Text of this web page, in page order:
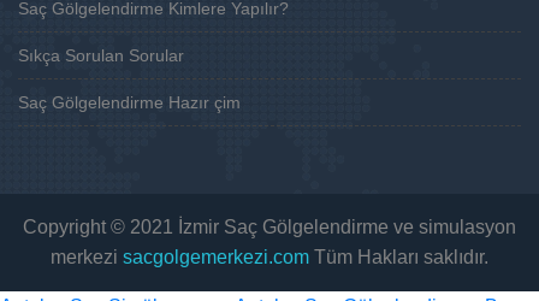
Saç Gölgelendirme Kimlere Yapılır?
Sıkça Sorulan Sorular
Saç Gölgelendirme Hazır çim
Copyright © 2021 İzmir Saç Gölgelendirme ve simulasyon
merkezi sacgolgemerkezi.com Tüm Hakları saklıdır.